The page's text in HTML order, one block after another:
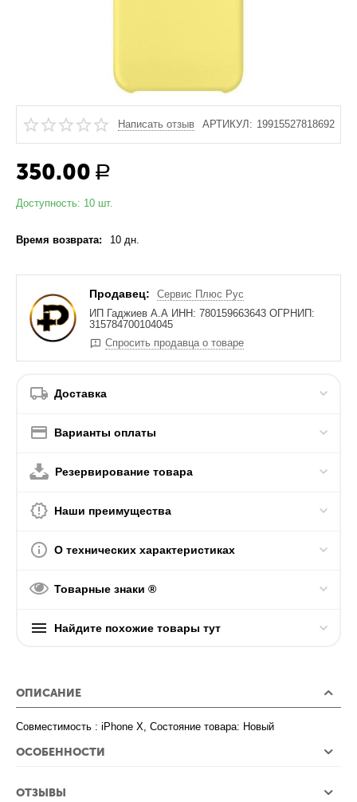
Написать отзыв АРТИКУЛ: 19915527818692
350.00 Р
Доступность: 10 шт.
Время возврата: 10 дн.
Продавец:
Сервис Плюс Рус
ИП Гаджиев А.А ИНН: 780159663643 ОГРНИП:
315784700104045
Спросить продавца о товаре
Доставка
Варианты оплаты
Резервирование товара
Наши преимущества
О технических характеристиках
Товарные знаки ®
Найдите похожие товары тут
ОПИСАНИЕ
Совместимость : iPhone X, Состояние товара: Новый
ОСОБЕННОСТИ
ОТЗЫВЫ